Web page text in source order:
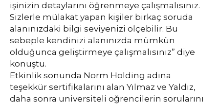
işinizin detaylarını öğrenmeye çalışmalısınız.
Sizlerle mülakat yapan kişiler birkaç soruda
alanınızdaki bilgi seviyenizi ölçebilir. Bu
sebeple kendinizi alanınızda mümkün
olduğunca geliştirmeye çalışmalısınız” diye
konuştu.
Etkinlik sonunda Norm Holding adına
teşekkür sertifikalarını alan Yılmaz ve Yaldız,
daha sonra üniversiteli öğrencilerin sorularını